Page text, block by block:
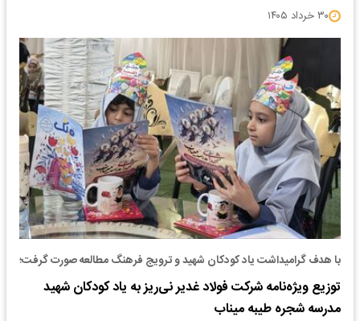
۳۰ خرداد ۱۴۰۵
با هدف گرامیداشت یاد کودکان شهید و ترویج فرهنگ مطالعه صورت گرفت؛
توزیع ویژه‌نامه شرکت فولاد غدیر نی‌ریز به یاد کودکان شهید
مدرسه شجره طیبه میناب